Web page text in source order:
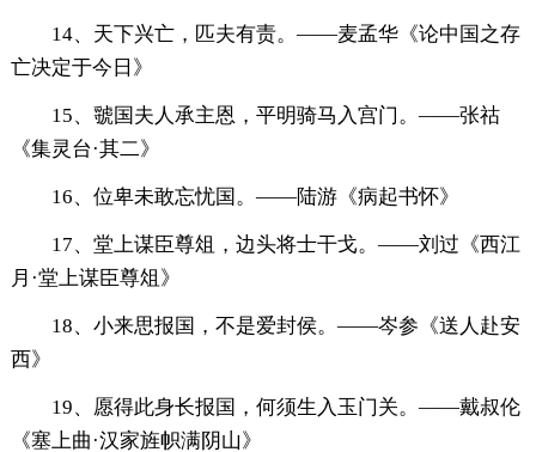
14、天下兴亡，匹夫有责。——麦孟华《论中国之存
亡决定于今日》
15、虢国夫人承主恩，平明骑马入宫门。——张祜
《集灵台·其二》
16、位卑未敢忘忧国。——陆游《病起书怀》
17、堂上谋臣尊俎，边头将士干戈。——刘过《西江
月·堂上谋臣尊俎》
18、小来思报国，不是爱封侯。——岑参《送人赴安
西》
19、愿得此身长报国，何须生入玉门关。——戴叔伦
《塞上曲·汉家旌帜满阴山》